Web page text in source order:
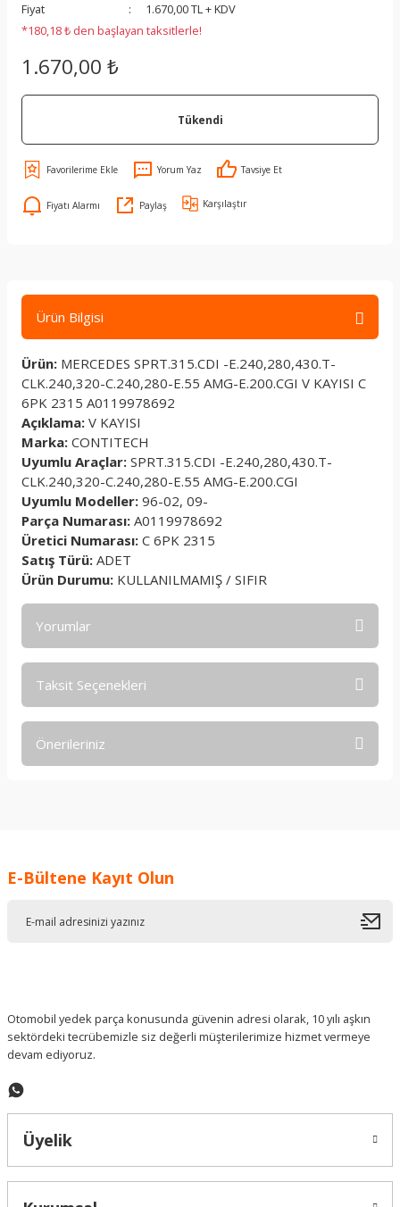
Fiyat
1.670,00 TL + KDV
*180,18 ₺ den başlayan taksitlerle!
1.670,00 ₺
Tükendi
Yorum Yaz Tavsiye Et
Fiyatı Alarmı Paylaş Karşılaştır
Ürün Bilgisi
Ürün: MERCEDES SPRT.315.CDI -E.240,280,430.T-
CLK.240,320-C.240,280-E.55 AMG-E.200.CGI V KAYISI C
6PK 2315 A0119978692
Açıklama: V KAYISI
Marka: CONTITECH
Uyumlu Araçlar: SPRT.315.CDI -E.240,280,430.T-
CLK.240,320-C.240,280-E.55 AMG-E.200.CGI
Uyumlu Modeller: 96-02, 09-
Parça Numarası: A0119978692
Üretici Numarası: C 6PK 2315
Satış Türü: ADET
Ürün Durumu: KULLANILMAMIŞ / SIFIR
Yorumlar
Taksit Seçenekleri
Önerileriniz
Ürün resmi kalitesiz, bozuk veya görüntülenemiyor.
E-Bültene Kayıt Olun
Otomobil yedek parça konusunda güvenin adresi olarak, 10 yılı aşkın
sektördeki tecrübemizle siz değerli müşterilerimize hizmet vermeye
devam ediyoruz.
Üyelik